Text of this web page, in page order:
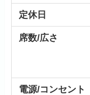
定休日
席数/広さ
電源/コンセント